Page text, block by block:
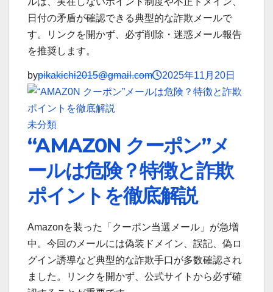
日付の矛盾が確認できる典型的な詐欺メールで
す。リンクを開かず、必ず削除・迷惑メール報告
を推奨します。
bypikakichi2015@gmail.com 2025年11月20日
未分類
“AMAZ0N クーポン”メ
ールは危険？特徴と詐欺
ポイントを徹底解説
Amazonを装った「クーポン当選メール」が急増
中。今回のメールには偽装ドメイン、誤記、偽ロ
グイン誘導など典型的な詐欺手口が多数確認され
ました。リンクを開かず、公式サイトから必ず確